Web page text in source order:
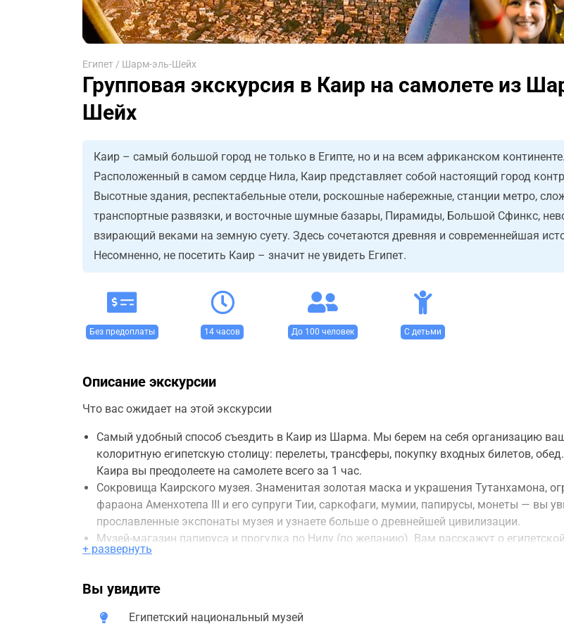
Египет / Шарм-эль-Шейх
Групповая экскурсия в Каир на самолете из
Шейх
Каир – самый большой город не только в Египте, но и на всем африканском континенте.
Расположенный в самом сердце Нила, Каир представляет собой настоящий город
Высотные здания, респектабельные отели, роскошные набережные, станции метро,
транспортные развязки, и восточные шумные базары, Пирамиды, Большой Сфинкс,
взирающий веками на земную суету. Здесь сочетаются древняя и современнейшая
Несомненно, не посетить Каир – значит не увидеть Египет.
Без предоплаты 14 часов До 100 человек С детьми
Описание экскурсии
Что вас ожидает на этой экскурсии
Самый удобный способ съездить в Каир из Шарма. Мы берем на себя организацию
колоритную египетскую столицу: перелеты, трансферы, покупку входных билетов,
Каира вы преодолеете на самолете всего за 1 час.
Сокровища Каирского музея. Знаменитая золотая маска и украшения Тутанхамона,
фараона Аменхотепа III и его супруги Тии, саркофаги, мумии, папирусы, монеты — вы
прославленные экспонаты музея и узнаете больше о древнейшей цивилизации.
Музей-магазин папируса и прогулка по Нилу (по желанию). Вам расскажут о
вы сможете полюбоваться Каиром с воды. Перед осмотром Пирамид вы пообедаете и
Пирамиды Гизы и Большой Сфинкс. Наконец, вы увидите главные символы и
время предлагаем вам осмотреть некрополь, покататься на верблюдах и, конечно,
+ развернуть
Вы увидите
Египетский национальный музей